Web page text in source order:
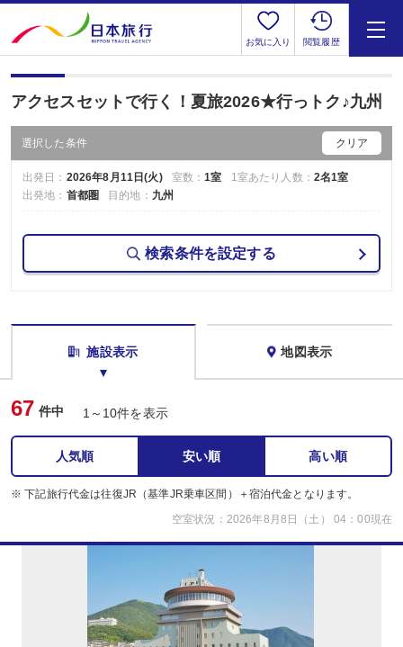
お気に入り 閲覧履歴
アクセスセットで行く！夏旅2026★行っトク♪九州
選択した条件 クリア
出発日： 2026年8月11日(火) 室数：1室 1室あたり人数： 2名1室
出発地： 首都圏 目的地： 九州
検索条件を設定する
施設表示 地図表示
67 件中 1～10件を表示
人気順 安い順 高い順
※ 下記旅行代金は往復JR（基準JR乗車区間）＋宿泊代金となります。
空室状況：2026年8月8日（土） 04：00現在